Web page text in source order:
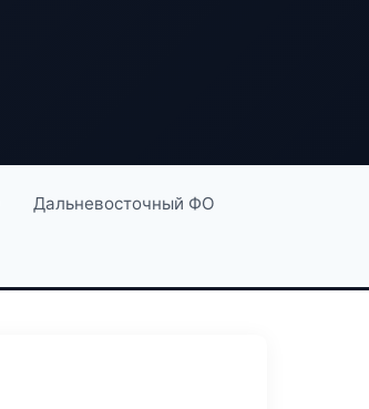
Дальневосточный ФО